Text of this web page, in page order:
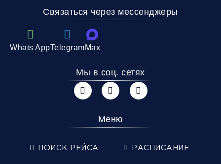
Связаться через мессенджеры
Whats AppTelegramMax
Мы в соц. сетях
Меню
ПОИСК РЕЙСА РАСПИСАНИЕ